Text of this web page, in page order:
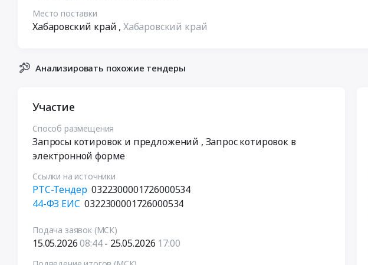
Место поставки
Хабаровский край , Хабаровский край
Анализировать похожие тендеры
Участие
Способ размещения
Запросы котировок и предложений , Запрос котировок в
электронной форме
Ссылки на источники
РТС-Тендер 0322300001726000534
44-ФЗ ЕИС 0322300001726000534
Подача заявок (МСК)
15.05.202608:44- 25.05.2026 17:00